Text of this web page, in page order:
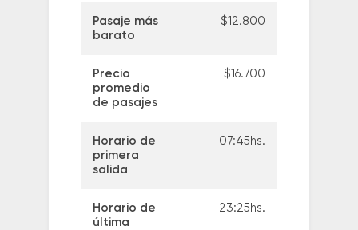
Pasaje más
barato
$12.800
Precio
promedio
de pasajes
$16.700
Horario de
primera
salida
07:45hs.
Horario de
última
23:25hs.